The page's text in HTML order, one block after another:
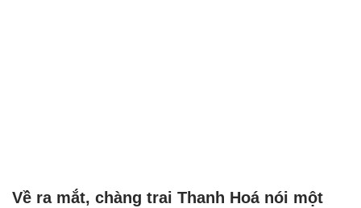
Về ra mắt, chàng trai Thanh Hoá nói một